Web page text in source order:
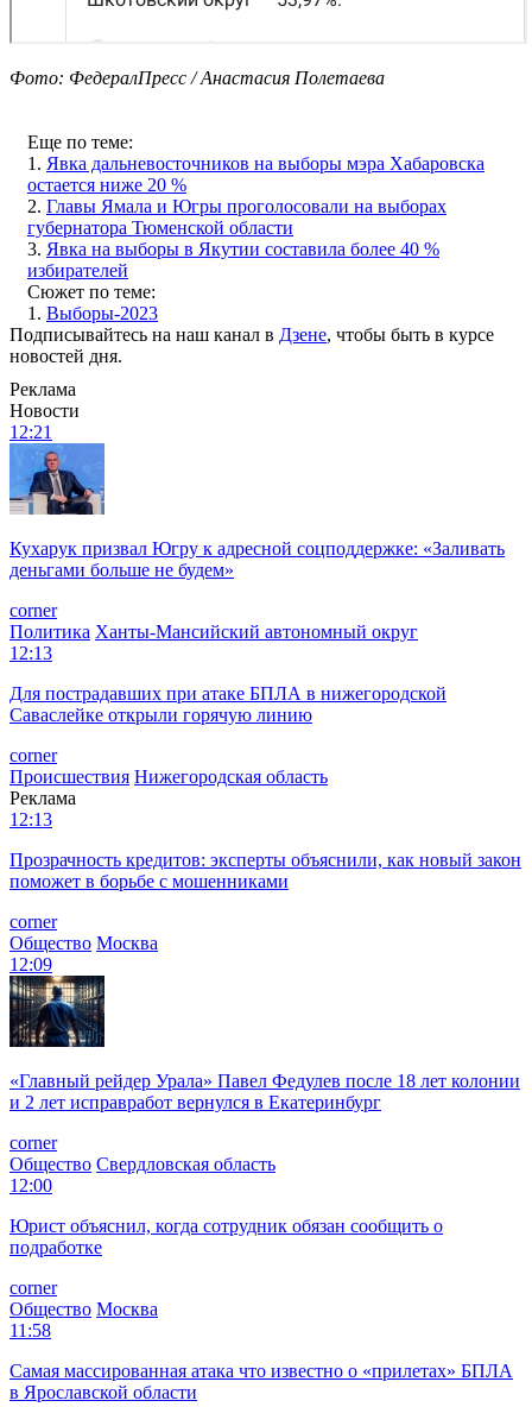
Фото: ФедералПресс / Анастасия Полетаева
Еще по теме:
1. Явка дальневосточников на выборы мэра Хабаровска
остается ниже 20 %
2. Главы Ямала и Югры проголосовали на выборах
губернатора Тюменской области
3. Явка на выборы в Якутии составила более 40 %
избирателей
Сюжет по теме:
1. Выборы-2023
Подписывайтесь на наш канал в Дзене, чтобы быть в курсе
новостей дня.
Реклама
Новости
12:21
Кухарук призвал Югру к адресной соцподдержке: «Заливать
деньгами больше не будем»
corner
Политика Ханты-Мансийский автономный округ
12:13
Для пострадавших при атаке БПЛА в нижегородской
Саваслейке открыли горячую линию
corner
Происшествия Нижегородская область
Реклама
12:13
Прозрачность кредитов: эксперты объяснили, как новый закон
поможет в борьбе с мошенниками
corner
Общество Москва
12:09
«Главный рейдер Урала» Павел Федулев после 18 лет колонии
и 2 лет исправработ вернулся в Екатеринбург
corner
Общество Свердловская область
12:00
Юрист объяснил, когда сотрудник обязан сообщить о
подработке
corner
Общество Москва
11:58
Самая массированная атака что известно о «прилетах» БПЛА
в Ярославской области